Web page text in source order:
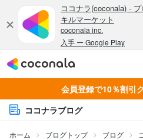
会員登録で10％割引
ココナラブログ
ホーム ブログトップ ブログ